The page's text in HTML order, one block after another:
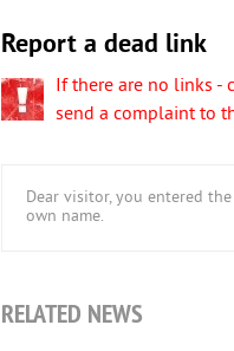
Report a dead link
If there are no links -
send a complaint to
Dear visitor, you entered
own name.
RELATED NEWS